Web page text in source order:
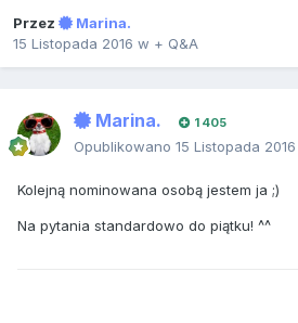
Przez
Marina.
15 Listopada 2016 w + Q&A
Marina. 1 405
Opublikowano 15 Listopada 2016
Kolejną nominowana osobą jestem ja ;)
Na pytania standardowo do piątku! ^^